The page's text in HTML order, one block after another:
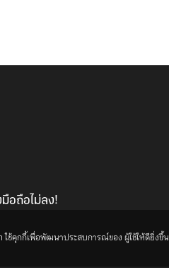
อถือไม่ลง!
ช้คุกกี้เพื่อพัฒนาประสบการณ์ของ ผู้ใช้ให้ดียิ่งขึ้น